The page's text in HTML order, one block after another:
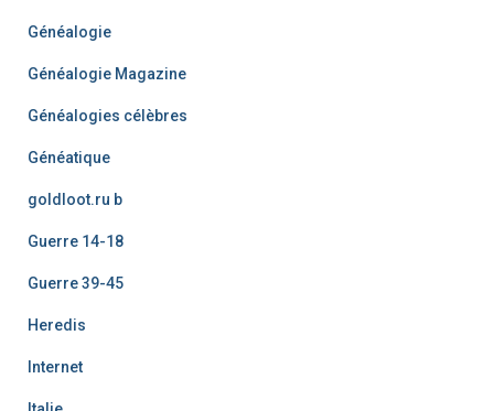
Généalogie
Généalogie Magazine
Généalogies célèbres
Généatique
goldloot.ru b
Guerre 14-18
Guerre 39-45
Heredis
Internet